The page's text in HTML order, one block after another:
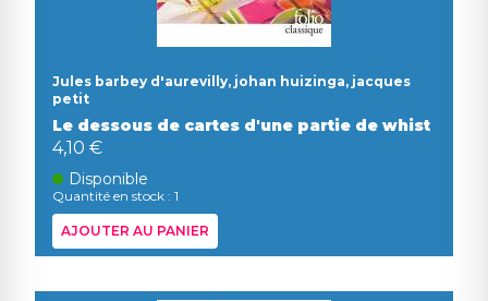
Jules barbey d'aurevilly, johan huizinga, jacques
petit
Le dessous de cartes d'une partie de whist
4,10 €
Disponible
Quantité en stock : 1
AJOUTER AU PANIER